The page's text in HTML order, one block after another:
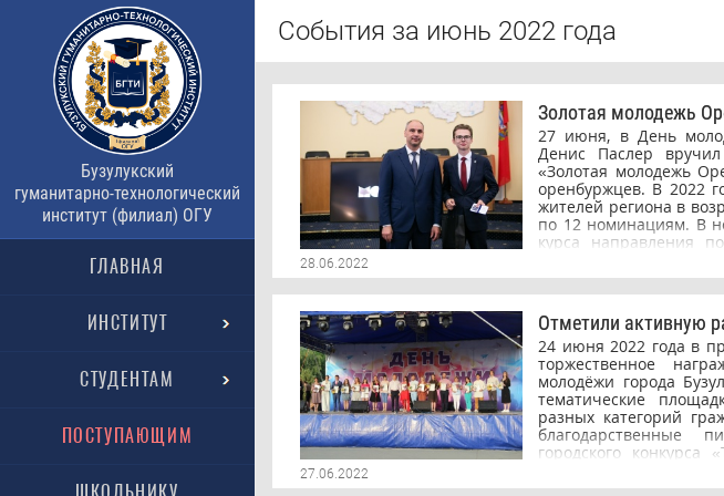
Бузулукский
гуманитарно-технологический
институт (филиал) ОГУ
ГЛАВНАЯ
ИНСТИТУТ
СТУДЕНТАМ
ПОСТУПАЮЩИМ
События за июнь 2022 года
Золотая молодежь
27 июня, в День
Денис Паслер
«Золотая молодежь
оренбуржцев. В 2022
жителей региона в
по 12 номинациям. В
курса направления
Единой России Егор
губернатор
молодые люди
лучших
церемонии
достижения каждого,
людей, — поделился
лучших в своей
больше. Практически
приносить пользу и
победителя и желаем
28.06.2022
Отметили активную
24 июня 2022 года в
торжественное
молодёжи города
тематические
разных категорий
благодарственные
городского
института
27.06.2022